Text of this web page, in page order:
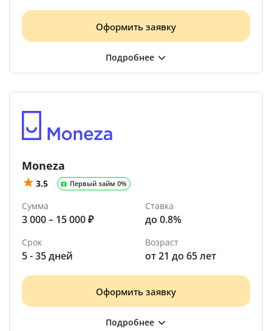
Оформить заявку
Moneza
3.5 Первый займ 0%
Сумма
3 000 – 15 000 ₽
Ставка
до 0.8%
Срок
5 - 35 дней
Возраст
от 21 до 65 лет
Оформить заявку